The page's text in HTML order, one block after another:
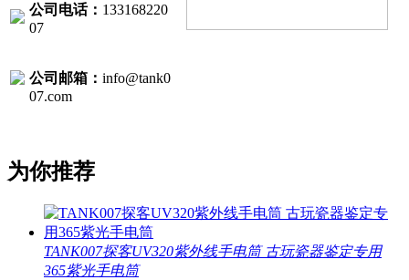
公司电话： 133168220
07
公司邮箱： info@tank0
07.com
为你推荐
TANK007探客UV320紫外线手电筒 古玩瓷器鉴定专用
365紫光手电筒